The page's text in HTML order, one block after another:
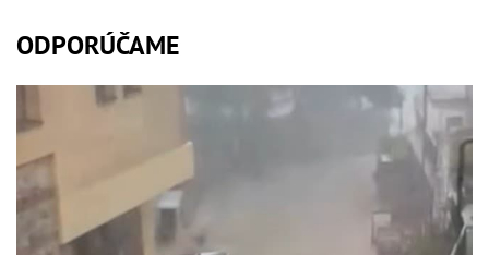
ODPORÚČAME